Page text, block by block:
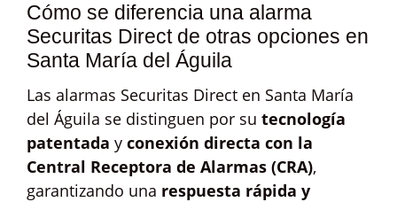
Cómo se diferencia una alarma
Securitas Direct de otras opciones en
Santa María del Águila
Las alarmas Securitas Direct en Santa María
del Águila se distinguen por su tecnología
patentada y conexión directa con la
Central Receptora de Alarmas (CRA),
garantizando una respuesta rápida y